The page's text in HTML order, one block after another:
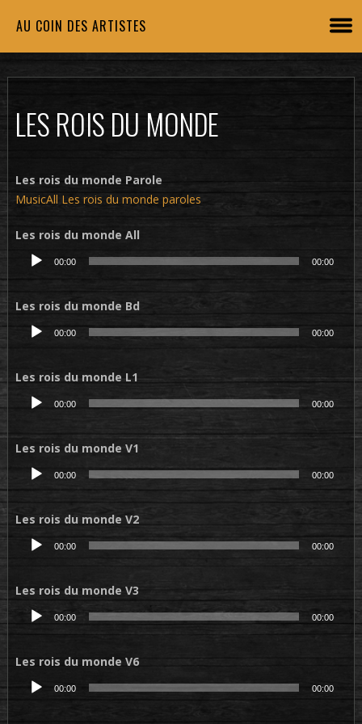
AU COIN DES ARTISTES
LES ROIS DU MONDE
Les rois du monde Parole
MusicAll Les rois du monde paroles
Les rois du monde All
Lecteur
00:00 00:00
Les rois du monde Bd
Lecteur
00:00 00:00
Les rois du monde L1
Lecteur
00:00 00:00
Les rois du monde V1
Lecteur
audio
00:00 00:00
Les rois du monde V2
Lecteur
00:00 00:00
Les rois du monde V3
Lecteur
00:00 00:00
Les rois du monde V6
Lecteur
00:00 00:00